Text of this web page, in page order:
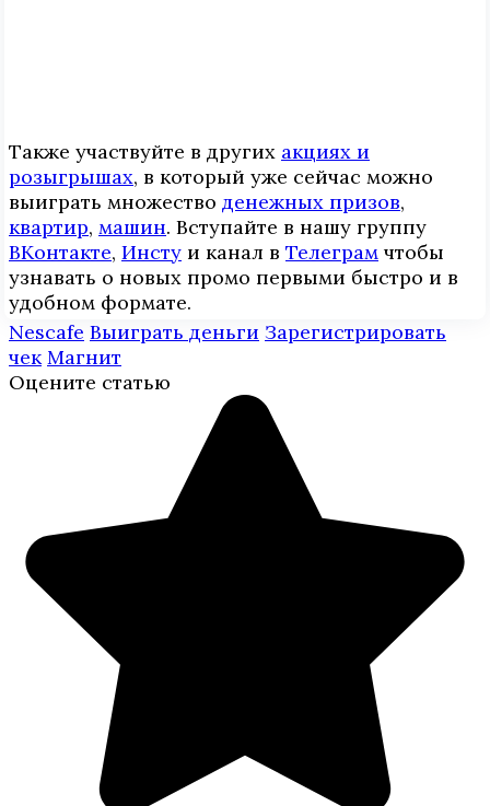
Также участвуйте в других акциях и
розыгрышах, в который уже сейчас можно
выиграть множество денежных призов,
квартир, машин. Вступайте в нашу группу
ВКонтакте, Инcтy и канал в Телеграм чтобы
узнавать о новых промо первыми быстро и в
удобном формате.
Nescafe Выиграть деньги Зарегистрировать
чек Магнит
Оцените статью